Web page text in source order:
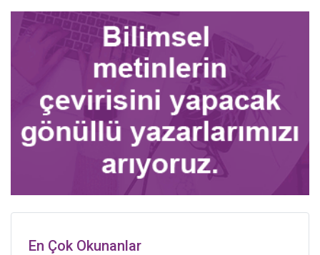
En Çok Okunanlar